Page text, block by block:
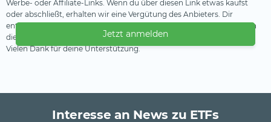
Jetzt anmelden
Werbe- oder Affiliate-Links. Wenn du über diesen Link etwas kaufst
oder abschließt, erhalten wir eine Vergütung des Anbieters. Dir
entstehen dadurch keine Nachteile oder Mehrkosten. Wir verwenden
diese Einnahmen, um unser kostenfreies Angebot zu finanzieren.
Vielen Dank für deine Unterstützung.
Interesse an News zu ETFs